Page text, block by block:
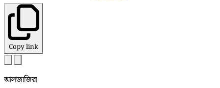
Copy link
আলজাজিরা